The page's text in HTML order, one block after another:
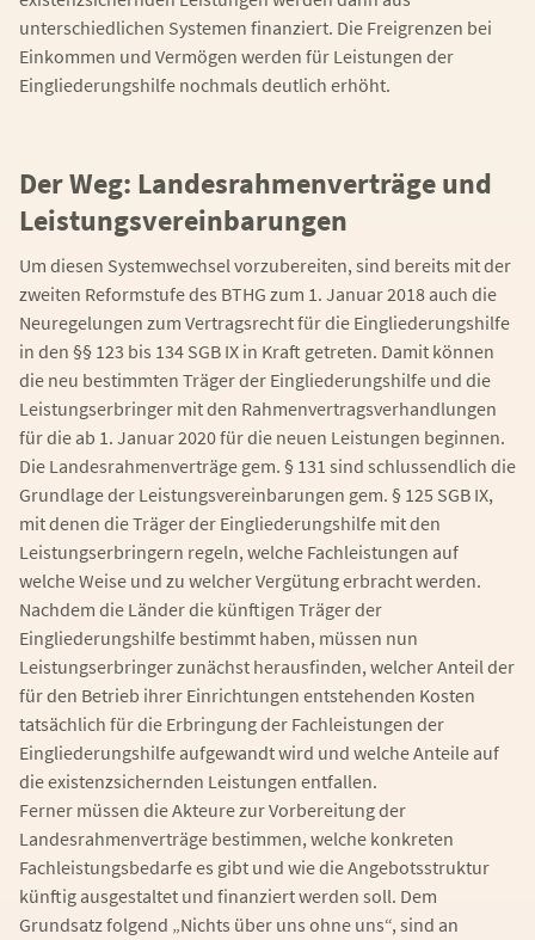
unterschiedlichen Systemen finanziert. Die Freigrenzen bei
Einkommen und Vermögen werden für Leistungen der
Eingliederungshilfe nochmals deutlich erhöht.
Der Weg: Landesrahmenverträge und
Leistungsvereinbarungen
Um diesen Systemwechsel vorzubereiten, sind bereits mit der
zweiten Reformstufe des BTHG zum 1. Januar 2018 auch die
Neuregelungen zum Vertragsrecht für die Eingliederungshilfe
in den §§ 123 bis 134 SGB IX in Kraft getreten. Damit können
die neu bestimmten Träger der Eingliederungshilfe und die
Leistungserbringer mit den Rahmenvertragsverhandlungen
für die ab 1. Januar 2020 für die neuen Leistungen beginnen.
Die Landesrahmenverträge gem. § 131 sind schlussendlich die
Grundlage der Leistungsvereinbarungen gem. § 125 SGB IX,
mit denen die Träger der Eingliederungshilfe mit den
Leistungserbringern regeln, welche Fachleistungen auf
welche Weise und zu welcher Vergütung erbracht werden.
Nachdem die Länder die künftigen Träger der
Eingliederungshilfe bestimmt haben, müssen nun
Leistungserbringer zunächst herausfinden, welcher Anteil der
für den Betrieb ihrer Einrichtungen entstehenden Kosten
tatsächlich für die Erbringung der Fachleistungen der
Eingliederungshilfe aufgewandt wird und welche Anteile auf
die existenzsichernden Leistungen entfallen.
Ferner müssen die Akteure zur Vorbereitung der
Landesrahmenverträge bestimmen, welche konkreten
Fachleistungsbedarfe es gibt und wie die Angebotsstruktur
künftig ausgestaltet und finanziert werden soll. Dem
Grundsatz folgend „Nichts über uns ohne uns“, sind an